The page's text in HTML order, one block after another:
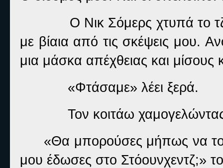
Ο Νικ Σόμερς χτυπά το
με βίαια από τις σκέψεις μου.
μια μάσκα απέχθειας και
«Φτάσαμε» λέει ξερά.
Τον κοιτάω
«Θα μπορούσες μήπως να
μου έδωσες στο Στόουνχεντζ;»